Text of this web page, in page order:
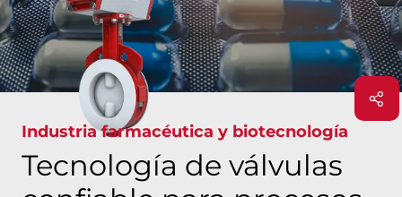
Industria farmacéutica y biotecnología
Tecnología de válvulas